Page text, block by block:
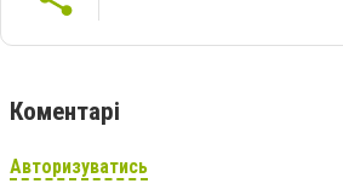
Коментарі
Авторизуватись